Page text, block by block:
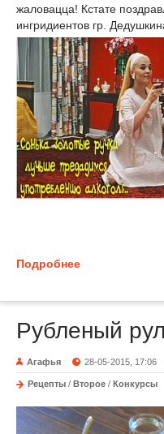
жаловацца! Кстате
ингридиентов гр.
Подробнее
Рубленый
Агафья 28-05-2015, 17:06
Рецепты / Второе / Конкурсы